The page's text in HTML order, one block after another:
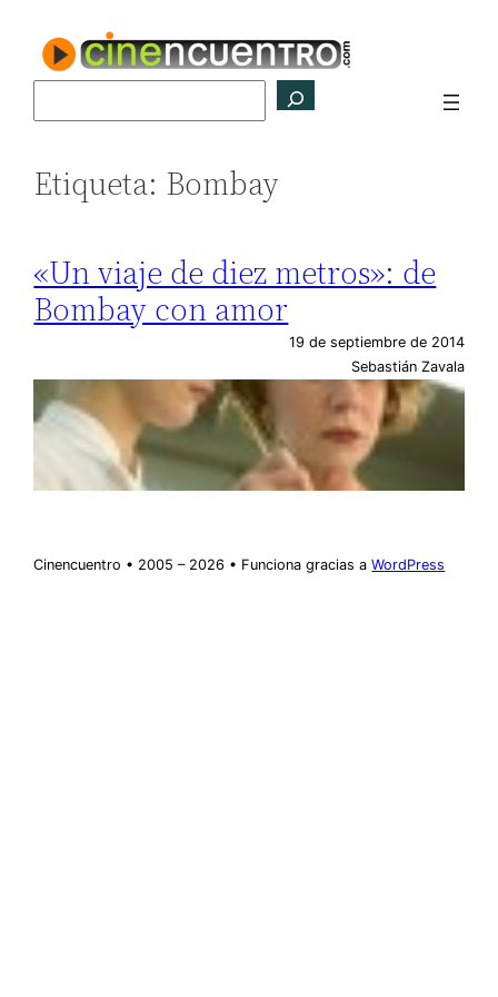
contenido
Etiqueta: Bombay
«Un viaje de diez metros»: de
Bombay con amor
19 de septiembre de 2014
Sebastián Zavala
Cinencuentro • 2005 – 2026 • Funciona gracias aWordPress